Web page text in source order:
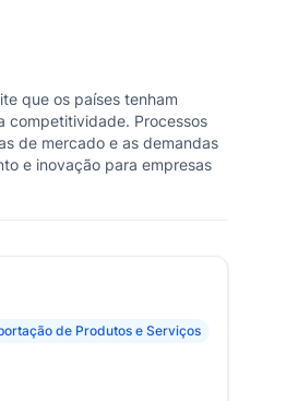
que os países tenham
competitividade. Processos
de mercado e as demandas
e inovação para empresas
de Produtos e Serviços